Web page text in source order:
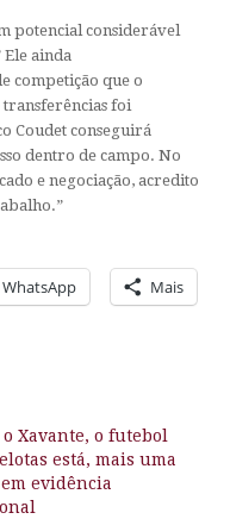
potencial considerável
Ele ainda
competição que o
foi
Coudet conseguirá
dentro de campo. No
e negociação, acredito
WhatsApp Mais
o Xavante, o futebol
está, mais uma
evidência